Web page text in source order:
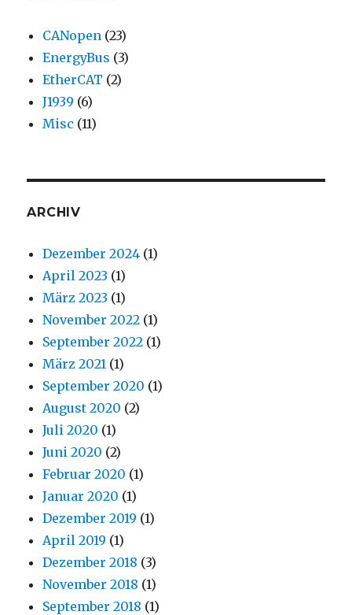
CANopen (23)
EnergyBus (3)
EtherCAT (2)
J1939 (6)
Misc (11)
ARCHIV
Dezember 2024 (1)
April 2023 (1)
März 2023 (1)
November 2022 (1)
September 2022 (1)
März 2021 (1)
September 2020 (1)
August 2020 (2)
Juli 2020 (1)
Juni 2020 (2)
Februar 2020 (1)
Januar 2020 (1)
Dezember 2019 (1)
April 2019 (1)
Dezember 2018 (3)
November 2018 (1)
September 2018 (1)